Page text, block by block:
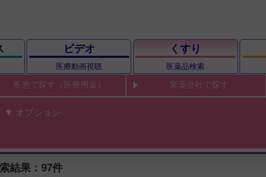
ビデオ
医療動画視聴
くすり
医薬品検索
疾患で探す（医療用薬） 製薬会社で探す
オプション
結果：97件